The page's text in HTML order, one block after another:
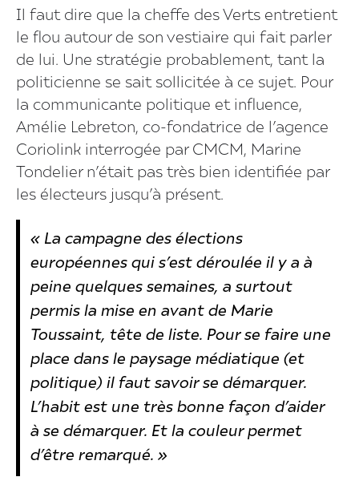
Il faut dire que la cheffe des Verts entretient
le flou autour de son vestiaire qui fait parler
de lui. Une stratégie probablement, tant la
politicienne se sait sollicitée à ce sujet. Pour
la communicante politique et influence,
Amélie Lebreton, co-fondatrice de l’agence
Coriolink interrogée par CMCM, Marine
Tondelier n’était pas très bien identifiée par
les électeurs jusqu’à présent.
« La campagne des élections
européennes qui s’est déroulée il y a à
peine quelques semaines, a surtout
permis la mise en avant de Marie
Toussaint, tête de liste. Pour se faire une
place dans le paysage médiatique (et
politique) il faut savoir se démarquer.
L’habit est une très bonne façon d’aider
à se démarquer. Et la couleur permet
d’être remarqué. »